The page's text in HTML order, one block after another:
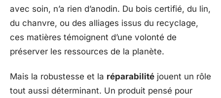
avec soin, n’a rien d’anodin. Du bois certifié, du lin,
du chanvre, ou des alliages issus du recyclage,
ces matières témoignent d’une volonté de
préserver les ressources de la planète.
Mais la robustesse et la réparabilité jouent un rôle
tout aussi déterminant. Un produit pensé pour